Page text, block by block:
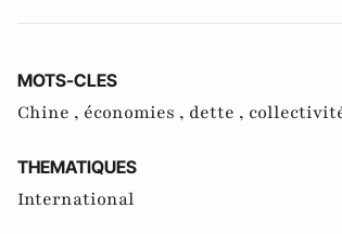
MOTS-CLES
Chine , économies , dette ,
THEMATIQUES
International